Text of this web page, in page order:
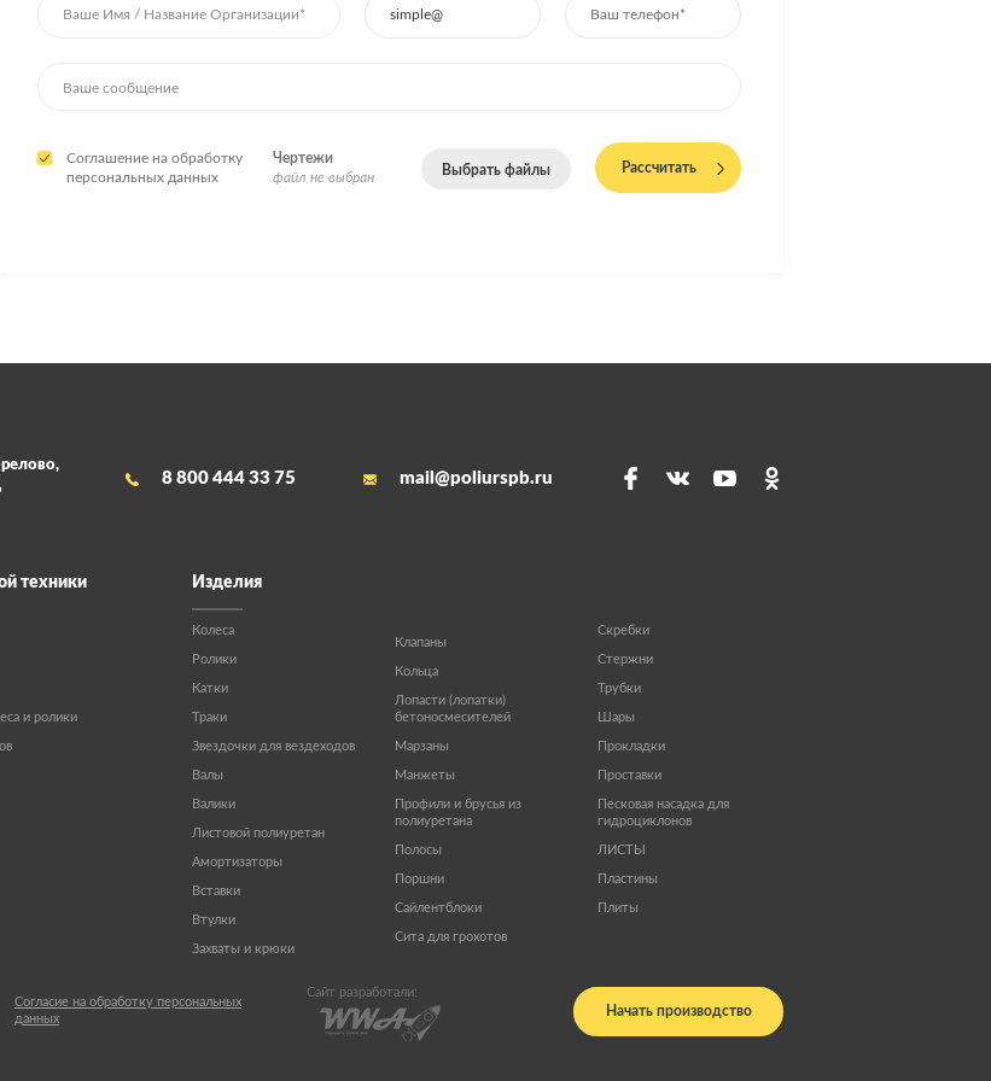
Соглашение на обработку
персональных данных
Чертежи
файл не выбран
Выбрать файлы Рассчитать
8 800 444 33 75 mail@poliurspb.ru
техники
и ролики
Изделия
Колеса
Ролики
Катки
Траки
Звездочки для вездеходов
Валы
Валики
Листовой полиуретан
Амортизаторы
Вставки
Втулки
Захваты и крюки
Клапаны
Кольца
Лопасти (лопатки)
бетоносмесителей
Марзаны
Манжеты
Профили и брусья из
полиуретана
Полосы
Поршни
Сайлентблоки
Сита для грохотов
Скребки
Стержни
Трубки
Шары
Прокладки
Проставки
Песковая насадка для
гидроциклонов
ЛИСТЫ
Пластины
Плиты
Согласие на обработку персональных
данных
Сайт разработали:
Начать производство